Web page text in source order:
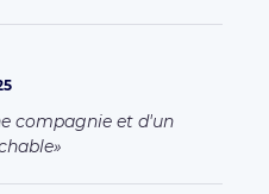
compagnie et d'un